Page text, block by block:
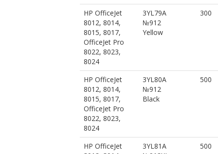
HP OfficeJet
8012, 8014,
8015, 8017,
OfficeJet Pro
8022, 8023,
8024
3YL79A
№912
Yellow
300
HP OfficeJet
8012, 8014,
8015, 8017,
OfficeJet Pro
8022, 8023,
8024
3YL80A
№912
Black
500
HP OfficeJet
3YL81A
500